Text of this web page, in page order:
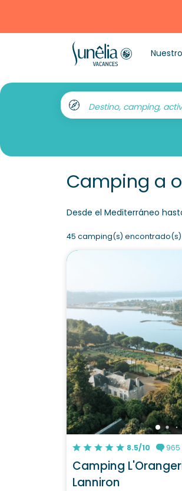
Destino, camping,
Camping a
Desde el Mediterráneo
45 camping(s) encontrado(s)
8.5/10 965
Camping
Lanniron